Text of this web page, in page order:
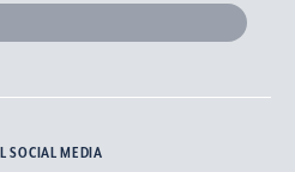
能な未来を考える６学科連携
究所
リズム研究所
様へのご案内
る奨学金
ステナビリティへの取り組み
ク
ネットワーク
・大学院案内
ル・アイデンティティ
SOCIAL MEDIA